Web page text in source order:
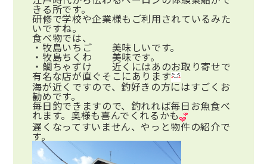
きる所です。
研修で学校や企業様もご利用されているみた
いですね。
食べ物では、
・牧島いちご 美味しいです。
・牧島ちくわ 美味です。
・鯛ちゃずけ 近くにはあのお取り寄せで
有名な店が直ぐそこにあります
海が近くですので、釣好きの方にはすごくお
勧めです。
毎日釣できますので、釣れれば毎日お魚食べ
れます。奥様も喜んでくれるかも
遅くなってすいません、やっと物件の紹介で
す。